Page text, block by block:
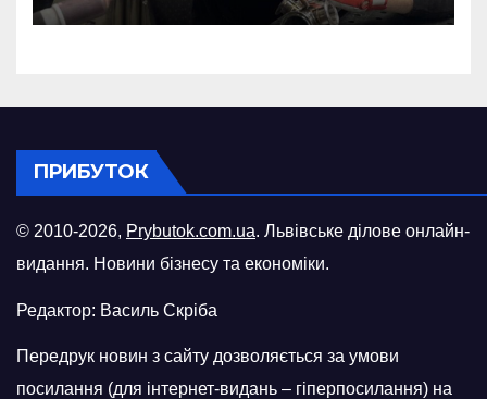
російського БПЛА
ПРИБУТОК
© 2010-2026, Prybutok.com.ua. Львівське ділове онлайн-
видання. Новини бізнесу та економіки.
Редактор: Василь Скріба
Передрук новин з сайту дозволяється за умови
посилання (для інтернет-видань – гіперпосилання) на